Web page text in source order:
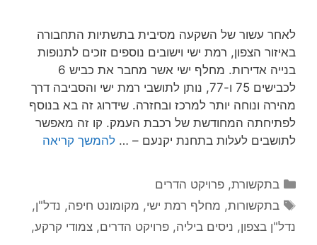
לאחר עשור של השקעה מסיבית בתשתיות התחבורה
באיזור הצפון, רמת ישי וישובים נוספים זוכים לתנופות
בנייה אדירות. מחלף ישי אשר מחבר את כביש 6
לכבישים 75 ו-77, נותן לתושבי רמת ישי והסביבה דרך
מהירה ונוחה יותר למרכז ובחזרה. שידרוג זה בא בנוסף
לפתיחתה המחודשת של רכבת העמק. קו זה מאפשר
לתושבים לעלות בתחנת יקנעם – … להמשך קריאה
קטגוריות
בתקשורת,פרויקט הדרים
תגיות
בתקשורות, מחלף רמת ישי, מקומונט חיפה, נדל"ן,
נדל"ן בצפון, ניסים ביליה, פרויקט הדרים, צמודי קרקע,